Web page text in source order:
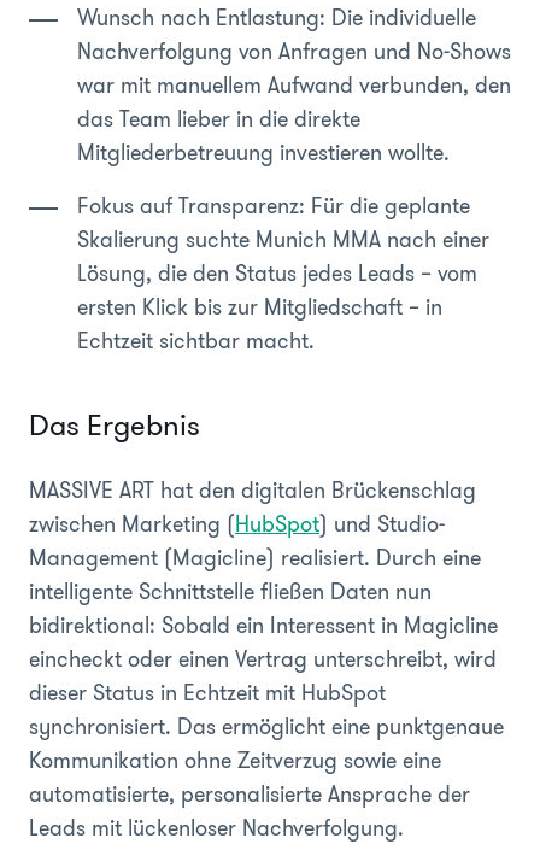
Wunsch nach Entlastung: Die individuelle
Nachverfolgung von Anfragen und No-Shows
war mit manuellem Aufwand verbunden, den
das Team lieber in die direkte
Mitgliederbetreuung investieren wollte.
Fokus auf Transparenz: Für die geplante
Skalierung suchte Munich MMA nach einer
Lösung, die den Status jedes Leads – vom
ersten Klick bis zur Mitgliedschaft – in
Echtzeit sichtbar macht.
Das Ergebnis
MASSIVE ART hat den digitalen Brückenschlag
zwischen Marketing (HubSpot) und Studio-
Management (Magicline) realisiert. Durch eine
intelligente Schnittstelle fließen Daten nun
bidirektional: Sobald ein Interessent in Magicline
eincheckt oder einen Vertrag unterschreibt, wird
dieser Status in Echtzeit mit HubSpot
synchronisiert. Das ermöglicht eine punktgenaue
Kommunikation ohne Zeitverzug sowie eine
automatisierte, personalisierte Ansprache der
Leads mit lückenloser Nachverfolgung.